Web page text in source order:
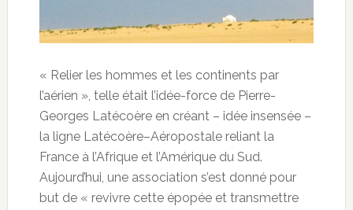
« Relier les hommes et les continents par
l’aérien », telle était l’idée-force de Pierre-
Georges Latécoère en créant – idée insensée –
la ligne Latécoère–Aéropostale reliant la
France à l’Afrique et l’Amérique du Sud.
Aujourd’hui, une association s’est donné pour
but de « revivre cette épopée et transmettre